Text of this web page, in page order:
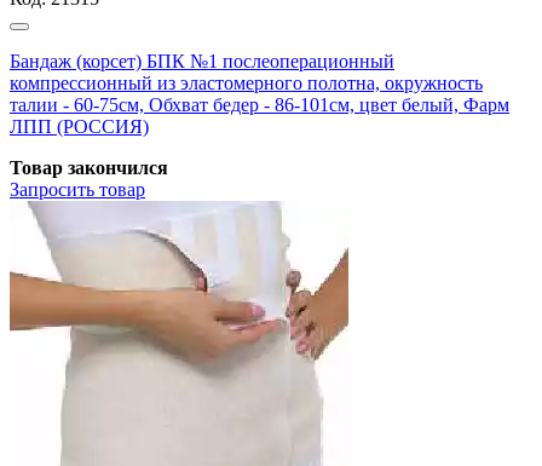
Бандаж (корсет) БПК №1 послеоперационный
компрессионный из эластомерного полотна, окружность
талии - 60-75см, Обхват бедер - 86-101см, цвет белый, Фарм
ЛПП (РОССИЯ)
Товар закончился
Запросить товар